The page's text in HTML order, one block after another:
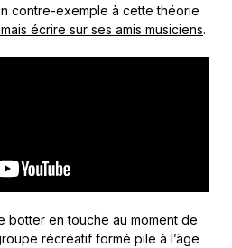
contre-exemple à cette théorie
écrire sur ses amis musiciens.
botter en touche au moment de
récréatif formé pile à l’âge